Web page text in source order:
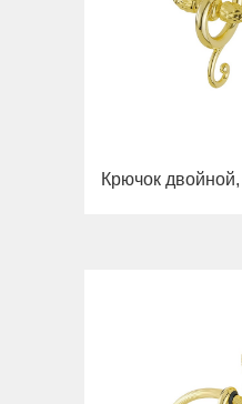
Крючок двойной,